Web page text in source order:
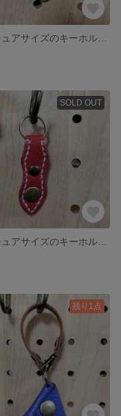
SOLD OUT
残り1点